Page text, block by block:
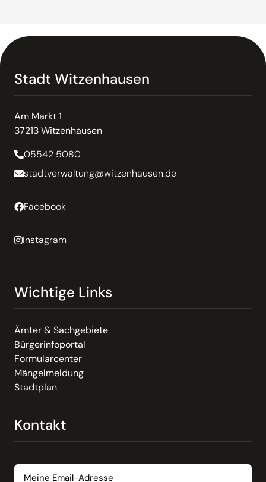
Stadt Witzenhausen
Am Markt 1
37213 Witzenhausen
05542 5080
stadtverwaltung@witzenhausen.de
Facebook
Instagram
Wichtige Links
Ämter & Sachgebiete
Bürgerinfoportal
Formularcenter
Mängelmeldung
Stadtplan
Kontakt